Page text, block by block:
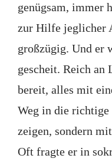
genügsam, immer
zur Hilfe jeglicher
großzügig. Und er
gescheit. Reich an
bereit, alles mit
Weg in die
zeigen, sondern
Oft fragte er in